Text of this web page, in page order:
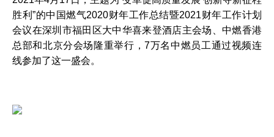
2021
2020
2019
胜利”的中国燃气2020财年工作总结暨2021财年工作计划
会议在深圳市福田区大中华喜来登酒店主会场、中燃香港
总部和北京分会场隆重举行，7万名中燃员工通过视频连
线参加了这一盛会。